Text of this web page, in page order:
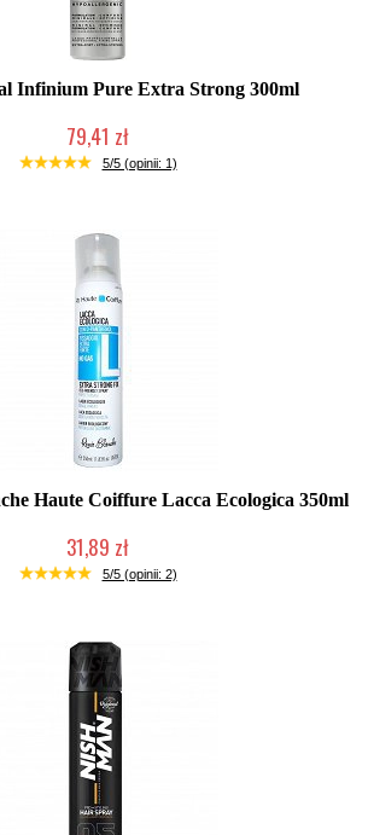
Infinium Pure Extra Strong 300ml
79,41 zł
Duża ilość (wysyłka w 24h)
5/5 (opinii: 1)
Haute Coiffure Lacca Ecologica 350ml
31,89 zł
Produkt wycofany
5/5 (opinii: 2)